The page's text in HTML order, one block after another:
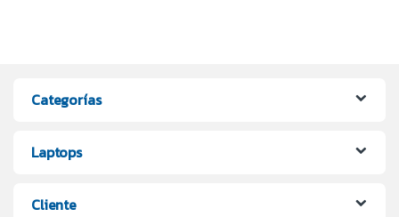
Categorías
Laptops
Cliente